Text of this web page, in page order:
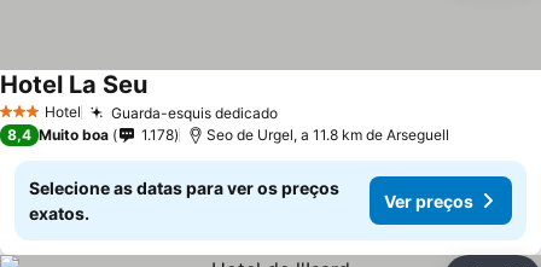
3 EstrelasHotel Guarda-esquis dedicado
Hotel La Seu
8,4 Muito boa 1.178 Seo de Urgel, a 11.8 km de Arseguell
Selecione as datas para ver os preços
exatos.
Ver preços